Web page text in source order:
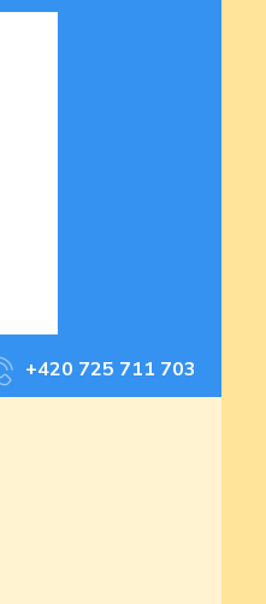
+420 725 711 703